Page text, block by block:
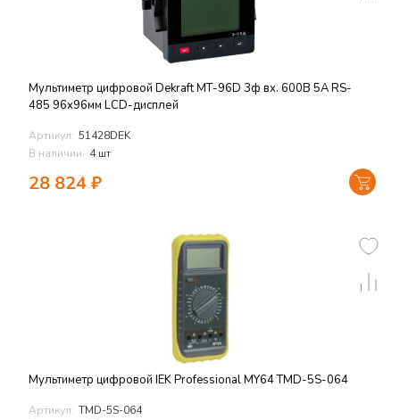
Мультиметр цифровой Dekraft МТ-96D 3ф вх. 600В 5А RS-
485 96х96мм LCD-дисплей
Артикул: 51428DEK
В наличии: 4 шт
28 824₽
Мультиметр цифровой IEK Professional MY64 TMD-5S-064
Артикул: TMD-5S-064